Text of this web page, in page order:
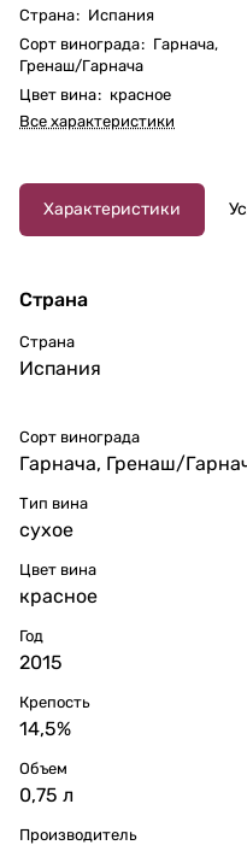
Страна: Испания
Сорт винограда: Гарнача,
Гренаш/Гарнача
Цвет вина: красное
Все характеристики
Характеристики
Страна
Страна
Испания
Сорт винограда
Гарнача, Гренаш/
Тип вина
сухое
Цвет вина
красное
Год
2015
Крепость
14,5%
Объем
0,75 л
Производитель